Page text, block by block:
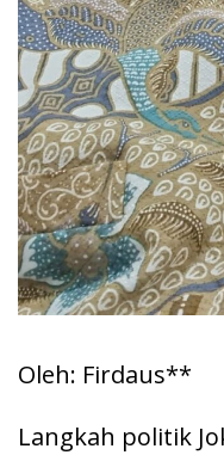
Oleh: Firdaus**
Langkah politik